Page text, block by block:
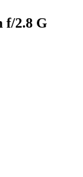
f/2.8 G